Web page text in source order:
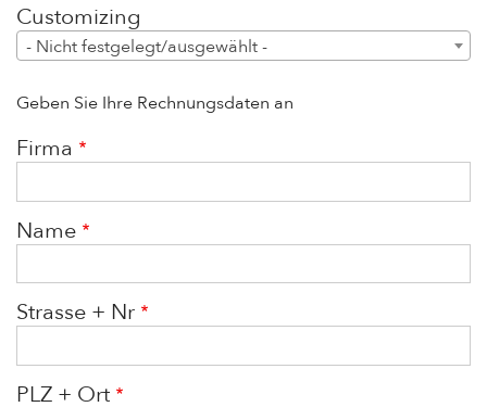
Customizing
- Nicht festgelegt/ausgewählt -
Geben Sie Ihre Rechnungsdaten an
Firma
Name
Strasse + Nr
PLZ + Ort